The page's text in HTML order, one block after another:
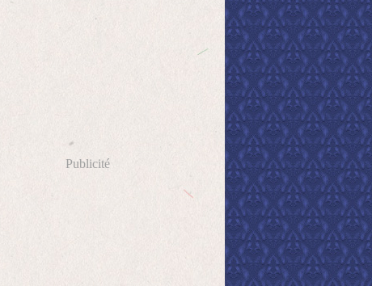
Publicité